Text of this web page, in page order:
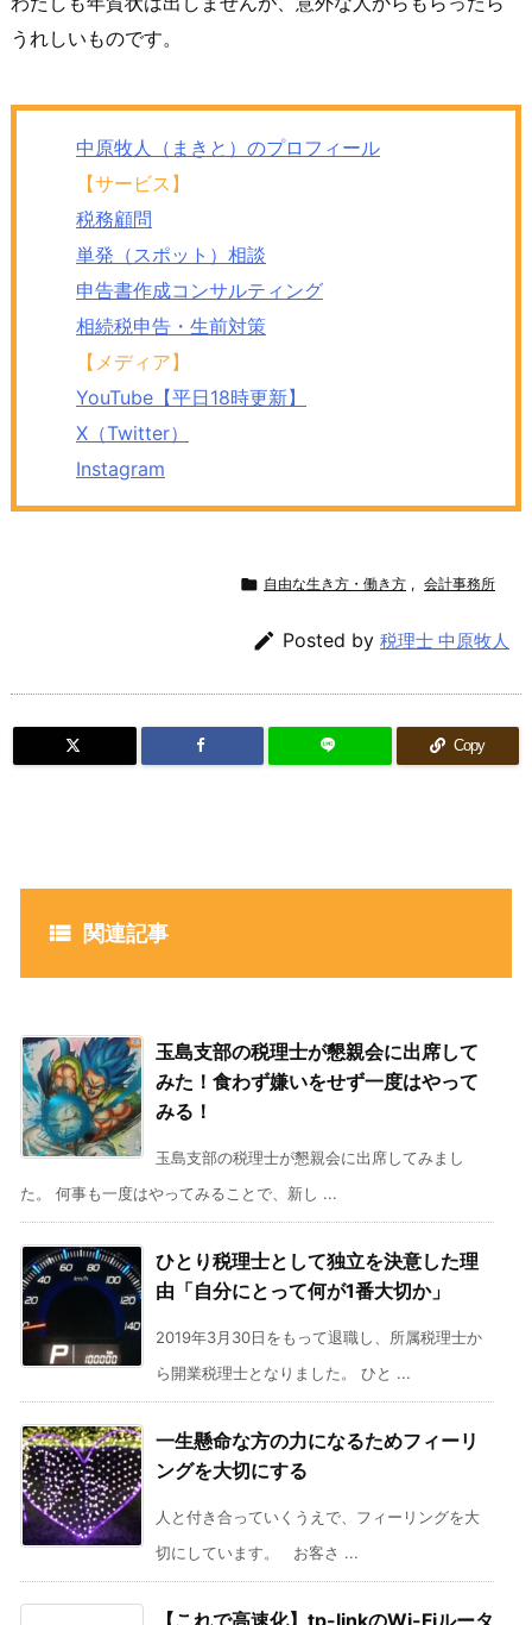
うれしいものです。
中原牧人（まきと）のプロフィール
【サービス】
税務顧問
単発（スポット）相談
申告書作成コンサルティング
相続税申告・生前対策
【メディア】
YouTube【平日18時更新】
X（Twitter）
Instagram
 自由な生き方・働き方 , 会計事務所
 Posted by 税理士 中原牧人
Copy
 関連記事
玉島支部の税理士が懇親会に出席して
みた！食わず嫌いをせず一度はやって
みる！
玉島支部の税理士が懇親会に出席してみまし
た。 何事も一度はやってみることで、新し ...
ひとり税理士として独立を決意した理
由「自分にとって何が1番大切か」
2019年3月30日をもって退職し、所属税理士か
ら開業税理士となりました。 ひと ...
一生懸命な方の力になるためフィーリ
ングを大切にする
人と付き合っていくうえで、フィーリングを大
切にしています。 お客さ ...